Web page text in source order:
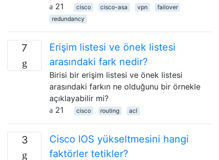
21
cisco cisco-asa vpn
failover
redundancy
7
Erişim listesi ve önek listesi
arasındaki fark nedir?
Birisi bir erişim listesi ve önek listesi
arasındaki farkın ne olduğunu bir örnekle
açıklayabilir mi?
21
cisco routing acl
3
Cisco IOS yükseltmesini hangi
faktörler tetikler?